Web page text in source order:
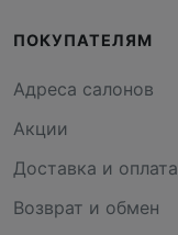
ПОКУПАТЕЛЯМ
Адреса салонов
Акции
Доставка и оплата
Возврат и обмен